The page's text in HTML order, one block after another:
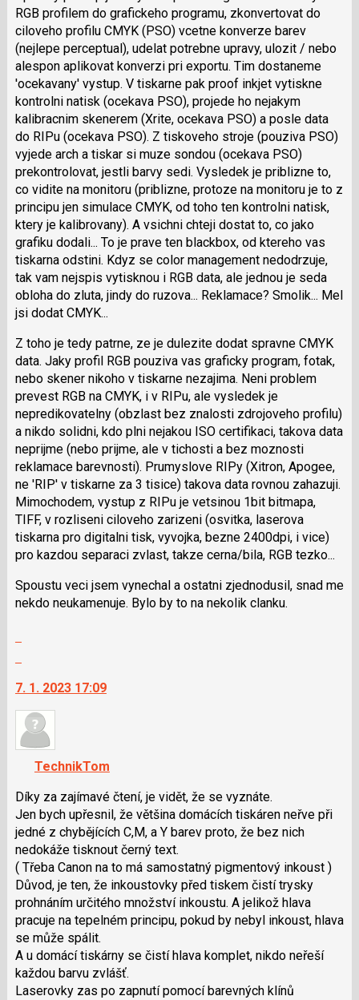
RGB profilem do grafickeho programu, zkonvertovat do
ciloveho profilu CMYK (PSO) vcetne konverze barev
(nejlepe perceptual), udelat potrebne upravy, ulozit / nebo
alespon aplikovat konverzi pri exportu. Tim dostaneme
'ocekavany' vystup. V tiskarne pak proof inkjet vytiskne
kontrolni natisk (ocekava PSO), projede ho nejakym
kalibracnim skenerem (Xrite, ocekava PSO) a posle data
do RIPu (ocekava PSO). Z tiskoveho stroje (pouziva PSO)
vyjede arch a tiskar si muze sondou (ocekava PSO)
prekontrolovat, jestli barvy sedi. Vysledek je priblizne to,
co vidite na monitoru (priblizne, protoze na monitoru je to z
principu jen simulace CMYK, od toho ten kontrolni natisk,
ktery je kalibrovany). A vsichni chteji dostat to, co jako
grafiku dodali... To je prave ten blackbox, od ktereho vas
tiskarna odstini. Kdyz se color management nedodrzuje,
tak vam nejspis vytisknou i RGB data, ale jednou je seda
obloha do zluta, jindy do ruzova... Reklamace? Smolik... Mel
jsi dodat CMYK...
Z toho je tedy patrne, ze je dulezite dodat spravne CMYK
data. Jaky profil RGB pouziva vas graficky program, fotak,
nebo skener nikoho v tiskarne nezajima. Neni problem
prevest RGB na CMYK, i v RIPu, ale vysledek je
nepredikovatelny (obzlast bez znalosti zdrojoveho profilu)
a nikdo solidni, kdo plni nejakou ISO certifikaci, takova data
neprijme (nebo prijme, ale v tichosti a bez moznosti
reklamace barevnosti). Prumyslove RIPy (Xitron, Apogee,
ne 'RIP' v tiskarne za 3 tisice) takova data rovnou zahazuji.
Mimochodem, vystup z RIPu je vetsinou 1bit bitmapa,
TIFF, v rozliseni ciloveho zarizeni (osvitka, laserova
tiskarna pro digitalni tisk, vyvojka, bezne 2400dpi, i vice)
pro kazdou separaci zvlast, takze cerna/bila, RGB tezko...
Spoustu veci jsem vynechal a ostatni zjednodusil, snad me
nekdo neukamenuje. Bylo by to na nekolik clanku.
další
nový
názor.
navigaci
lze
použít
i
klávesy
N
pro
následující
a
P
pro
předchozí
nový
názor
7. 1. 2023 17:09
TechnikTom
Díky za zajímavé čtení, je vidět, že se vyznáte.
Jen bych upřesnil, že většina domácích tiskáren neřve při
jedné z chybějících C,M, a Y barev proto, že bez nich
nedokáže tisknout černý text.
( Třeba Canon na to má samostatný pigmentový inkoust )
Důvod, je ten, že inkoustovky před tiskem čistí trysky
prohnáním určitého množství inkoustu. A jelikož hlava
pracuje na tepelném principu, pokud by nebyl inkoust, hlava
se může spálit.
A u domácí tiskárny se čistí hlava komplet, nikdo neřeší
každou barvu zvlášť.
Laserovky zas po zapnutí pomocí barevných klínů